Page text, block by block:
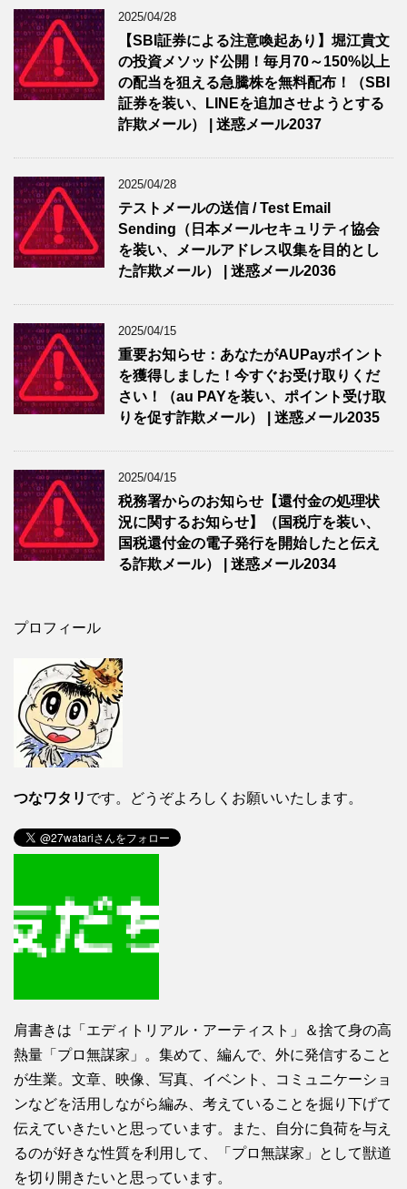
2025/04/28
【SBI証券による注意喚起あり】堀江貴文
の投資メソッド公開！毎月70～150%以上
の配当を狙える急騰株を無料配布！（SBI
証券を装い、LINEを追加させようとする
詐欺メール） | 迷惑メール2037
2025/04/28
テストメールの送信 / Test Email
Sending（日本メールセキュリティ協会
を装い、メールアドレス収集を目的とし
た詐欺メール） | 迷惑メール2036
2025/04/15
重要お知らせ：あなたがAUPayポイント
を獲得しました！今すぐお受け取りくだ
さい！（au PAYを装い、ポイント受け取
りを促す詐欺メール） | 迷惑メール2035
2025/04/15
税務署からのお知らせ【還付金の処理状
況に関するお知らせ】（国税庁を装い、
国税還付金の電子発行を開始したと伝え
る詐欺メール） | 迷惑メール2034
プロフィール
つなワタリ です。どうぞよろしくお願いいたします。
肩書きは「エディトリアル・アーティスト」＆捨て身の高
熱量「プロ無謀家」。集めて、編んで、外に発信すること
が生業。文章、映像、写真、イベント、コミュニケーショ
ンなどを活用しながら編み、考えていることを掘り下げて
伝えていきたいと思っています。また、自分に負荷を与え
るのが好きな性質を利用して、「プロ無謀家」として獣道
を切り開きたいと思っています。